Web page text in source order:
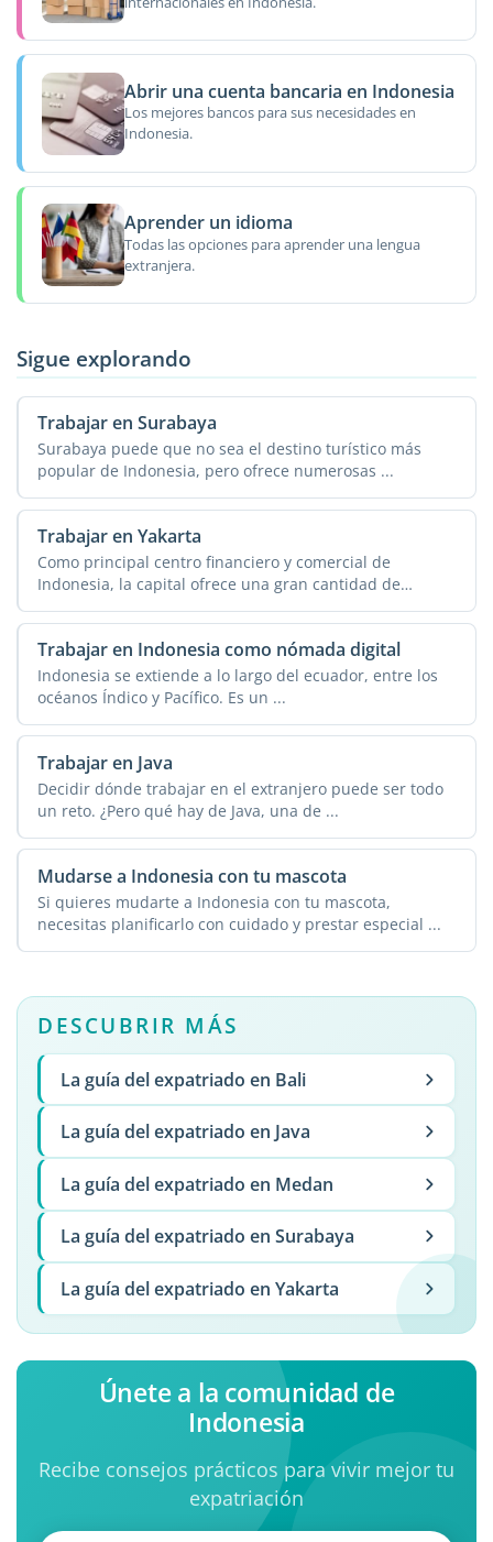
Abrir una cuenta bancaria en Indonesia
Los mejores bancos para sus necesidades en
Indonesia.
Aprender un idioma
Todas las opciones para aprender una lengua
extranjera.
Sigue explorando
Trabajar en Surabaya
Surabaya puede que no sea el destino turístico más
popular de Indonesia, pero ofrece numerosas ...
Trabajar en Yakarta
Como principal centro financiero y comercial de
Indonesia, la capital ofrece una gran cantidad de
oportunidades ...
Trabajar en Indonesia como nómada digital
Indonesia se extiende a lo largo del ecuador, entre los
océanos Índico y Pacífico. Es un ...
Trabajar en Java
Decidir dónde trabajar en el extranjero puede ser todo
un reto. ¿Pero qué hay de Java, una de ...
Mudarse a Indonesia con tu mascota
Si quieres mudarte a Indonesia con tu mascota,
necesitas planificarlo con cuidado y prestar especial ...
DESCUBRIR MÁS
La guía del expatriado en Bali
La guía del expatriado en Java
La guía del expatriado en Medan
La guía del expatriado en Surabaya
La guía del expatriado en Yakarta
Únete a la comunidad de
Indonesia
Recibe consejos prácticos para vivir mejor tu
expatriación